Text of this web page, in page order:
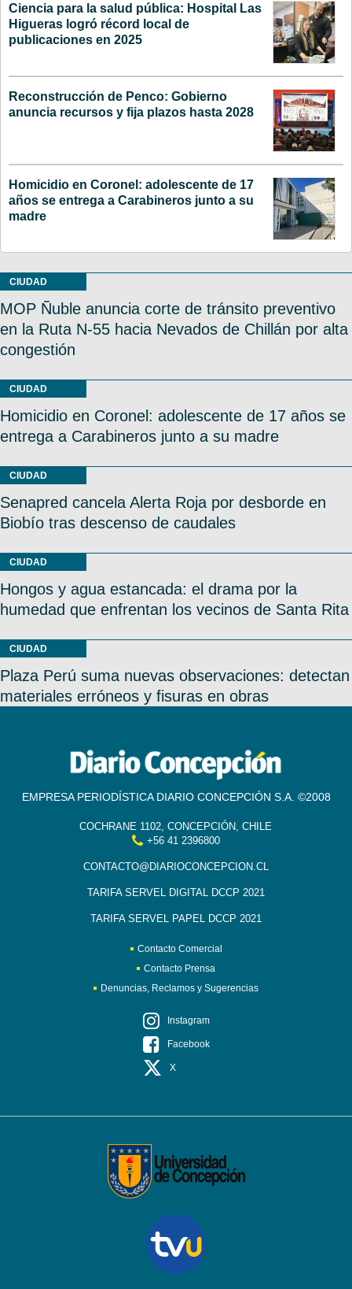
Ciencia para la salud pública: Hospital Las
Higueras logró récord local de
publicaciones en 2025
Reconstrucción de Penco: Gobierno
anuncia recursos y fija plazos hasta 2028
Homicidio en Coronel: adolescente de 17
años se entrega a Carabineros junto a su
madre
CIUDAD
MOP Ñuble anuncia corte de tránsito preventivo
en la Ruta N-55 hacia Nevados de Chillán por alta
congestión
CIUDAD
Homicidio en Coronel: adolescente de 17 años se
entrega a Carabineros junto a su madre
CIUDAD
Senapred cancela Alerta Roja por desborde en
Biobío tras descenso de caudales
CIUDAD
Hongos y agua estancada: el drama por la
humedad que enfrentan los vecinos de Santa Rita
CIUDAD
Plaza Perú suma nuevas observaciones: detectan
materiales erróneos y fisuras en obras
EMPRESA PERIODÍSTICA DIARIO CONCEPCIÓN S.A. ©2008
COCHRANE 1102, CONCEPCIÓN, CHILE
+56 41 2396800
CONTACTO@DIARIOCONCEPCION.CL
TARIFA SERVEL DIGITAL DCCP 2021
TARIFA SERVEL PAPEL DCCP 2021
Contacto Comercial
Contacto Prensa
Denuncias, Reclamos y Sugerencias
Instagram
Facebook
X